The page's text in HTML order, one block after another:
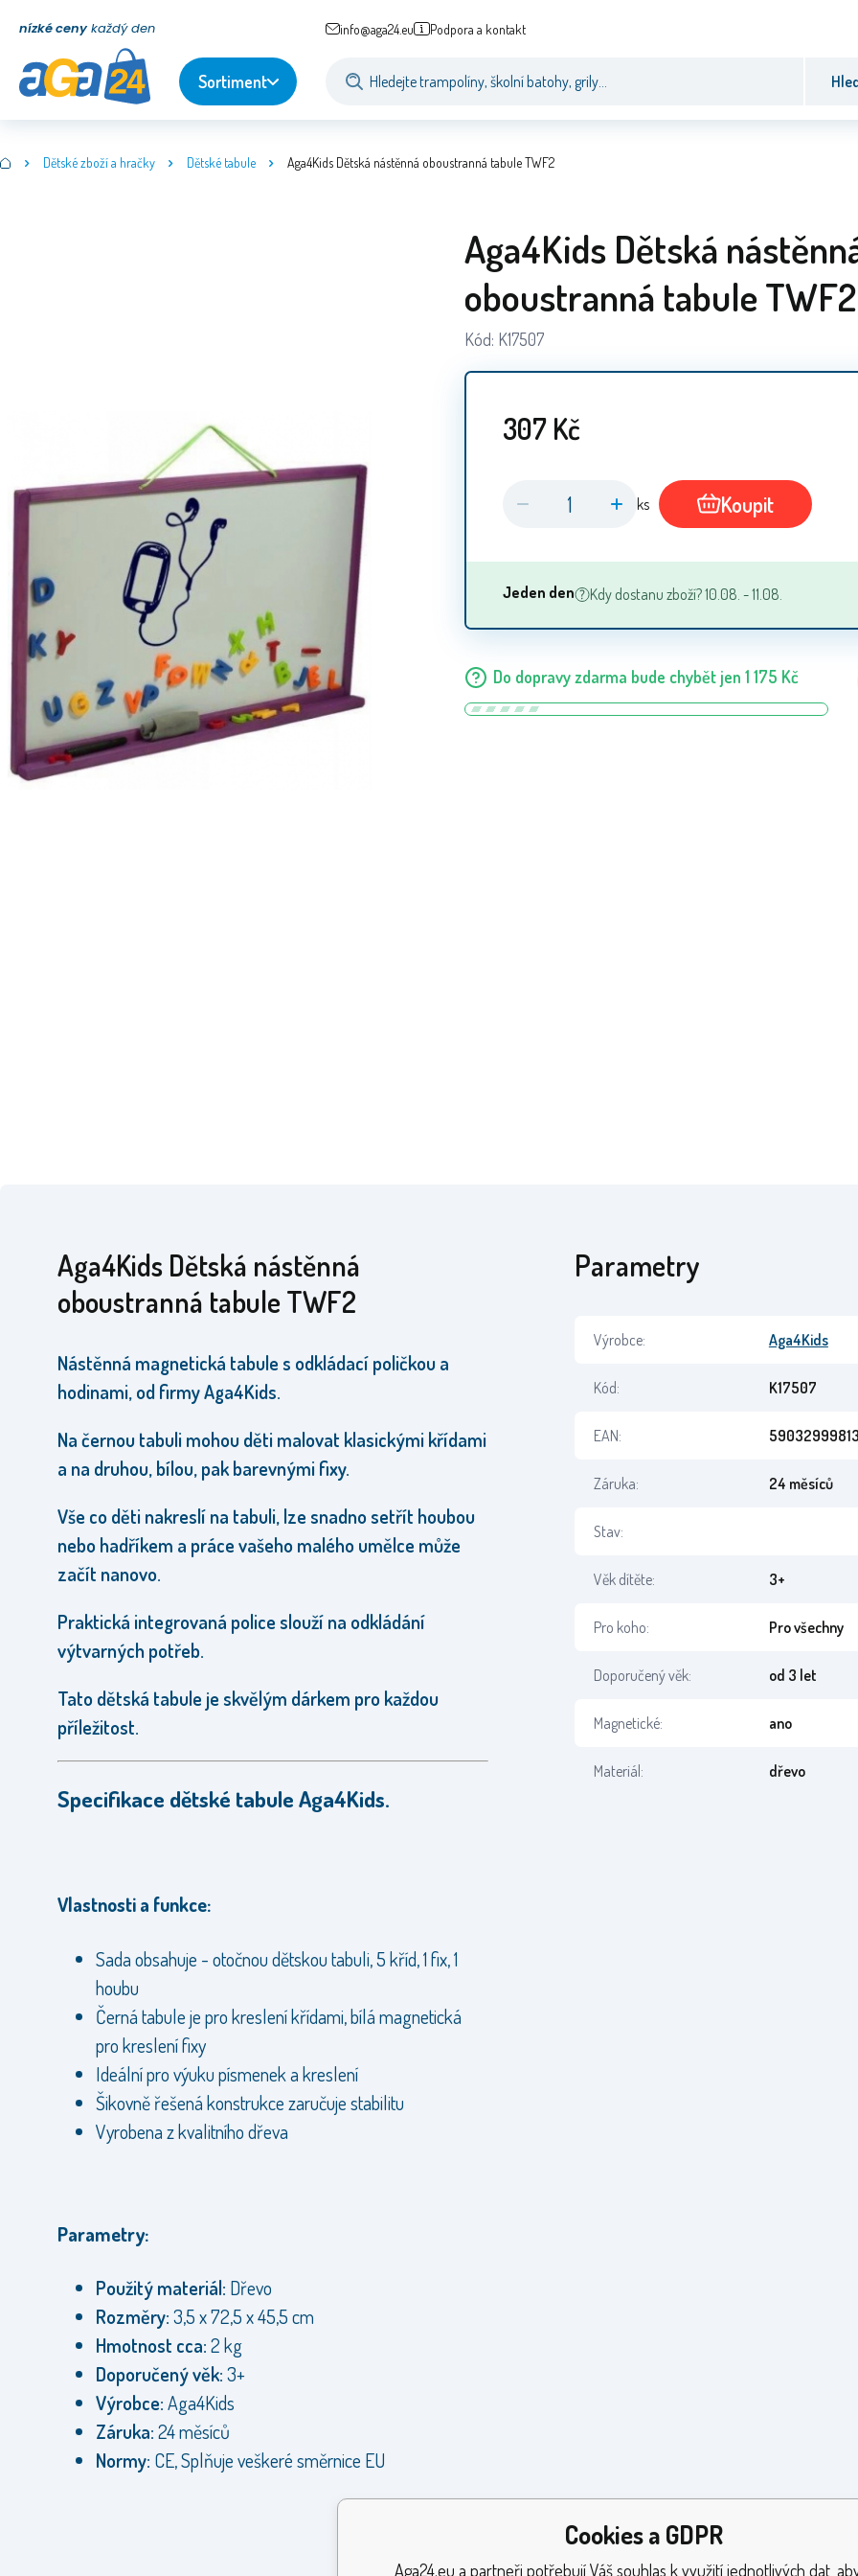
nízké ceny každý den info@aga24.eu Podpora a kontakt
Sortiment
Dětské zboží a hračky Dětské tabule Aga4Kids Dětská nástěnná oboustranná tabule TWF2
Aga4Kids Dětská
oboustranná tabule TWF2
Kód: K17507
307 Kč
ks Koupit
Jeden den Kdy dostanu zboží? 10.08. - 11.08.
Do dopravy zdarma bude chybět jen 1 175 Kč
Aga4Kids Dětská nástěnná
oboustranná tabule TWF2
Nástěnná magnetická tabule s odkládací poličkou a
hodinami,od firmy Aga4Kids.
Na černou tabuli mohou děti malovat klasickými křídami
a na druhou, bílou, pak barevnými fixy.
Vše co děti nakreslí na tabuli, lze snadno setřít houbou
nebo hadříkem a práce vašeho malého umělce může
začít nanovo.
Praktická integrovaná police slouží na odkládání
výtvarných potřeb.
Tato dětská tabule je skvělým dárkem pro každou
příležitost.
Specifikace dětské tabule Aga4Kids.
Vlastnosti a funkce:
Sada obsahuje - otočnou dětskou tabuli, 5 kříd, 1 fix, 1
houbu
Černá tabule je pro kreslení křídami, bílá magnetická
pro kreslení fixy
Ideální pro výuku písmenek a kreslení
Šikovně řešená konstrukce zaručuje stabilitu
Vyrobena z kvalitního dřeva
Parametry:
Použitý materiál: Dřevo
Rozměry:3,5 x 72,5 x 45,5 cm
Hmotnost cca:2 kg
Doporučený věk:3+
Výrobce:Aga4Kids
Záruka:24 měsíců
Normy: CE, Splňuje veškeré směrnice EU
Parametry
Výrobce: Aga4Kids
Kód: K17507
EAN:
Záruka: 24 měsíců
Stav:
Věk dítěte: 3+
Pro koho: Pro všechny
Doporučený věk: od 3 let
Magnetické: ano
Materiál: dřevo
Cookies a GDPR
Aga24.eu a partneři potřebují Váš souhlas k využití jednotlivých dat,